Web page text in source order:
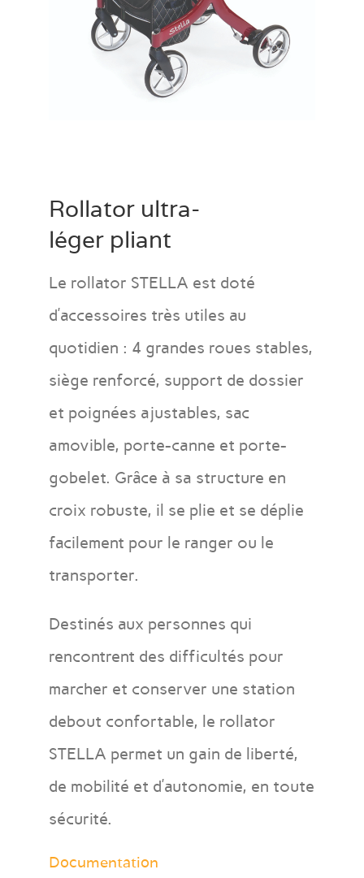
Rollator ultra-
léger pliant
Le rollator STELLA est doté
d’accessoires très utiles au
quotidien : 4 grandes roues stables,
siège renforcé, support de dossier
et poignées ajustables, sac
amovible, porte-canne et porte-
gobelet. Grâce à sa structure en
croix robuste, il se plie et se déplie
facilement pour le ranger ou le
transporter.
Destinés aux personnes qui
rencontrent des difficultés pour
marcher et conserver une station
debout confortable, le rollator
STELLA permet un gain de liberté,
de mobilité et d’autonomie, en toute
sécurité.
Documentation